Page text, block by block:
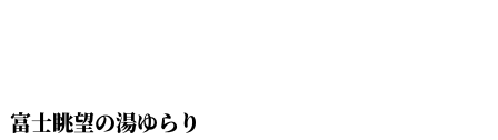
富士眺望の湯ゆらり